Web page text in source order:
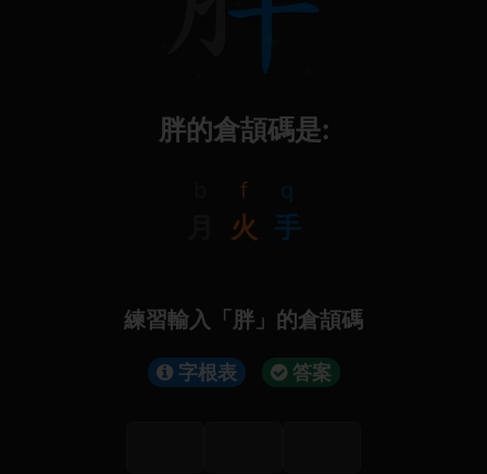
胖的倉頡碼是:
f
火
q
手
練習輸入「胖」的倉頡碼
字根表 答案